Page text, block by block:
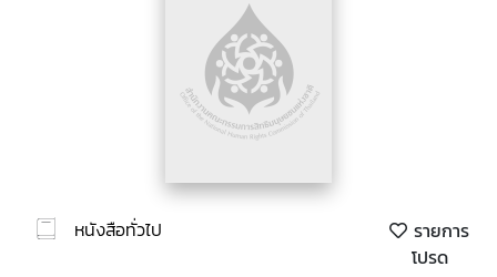
หนังสือทั่วไป
รายการ
โปรด